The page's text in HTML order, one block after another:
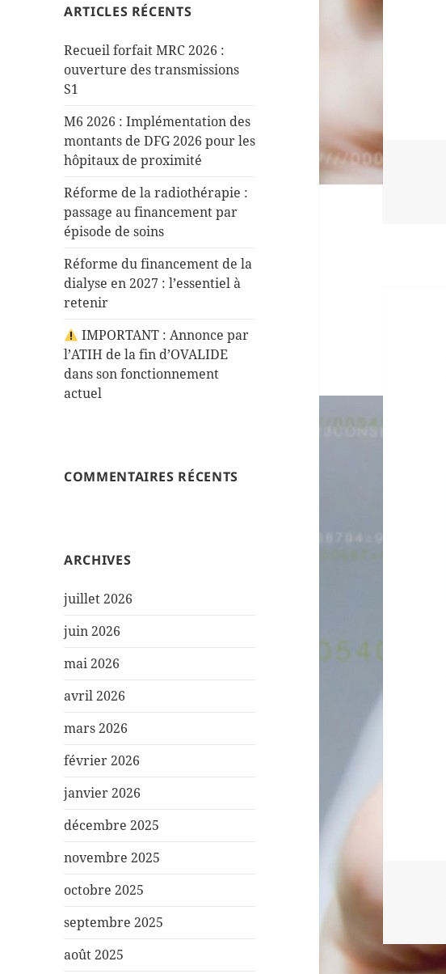
ARTICLES RÉCENTS
Recueil forfait MRC 2026 :
ouverture des transmissions
S1
M6 2026 : Implémentation des
montants de DFG 2026 pour les
hôpitaux de proximité
Réforme de la radiothérapie :
passage au financement par
épisode de soins
Réforme du financement de la
dialyse en 2027 : l’essentiel à
retenir
IMPORTANT : Annonce par
l’ATIH de la fin d’OVALIDE
dans son fonctionnement
actuel
COMMENTAIRES RÉCENTS
ARCHIVES
juillet 2026
juin 2026
mai 2026
avril 2026
mars 2026
février 2026
janvier 2026
décembre 2025
novembre 2025
octobre 2025
septembre 2025
août 2025